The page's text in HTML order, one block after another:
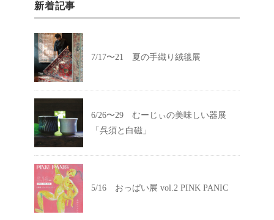
新着記事
7/17〜21 夏の手織り絨毯展
6/26〜29 むーじぃの美味しい器展
「呉須と白磁」
5/16 おっぱい展 vol.2 PINK PANIC